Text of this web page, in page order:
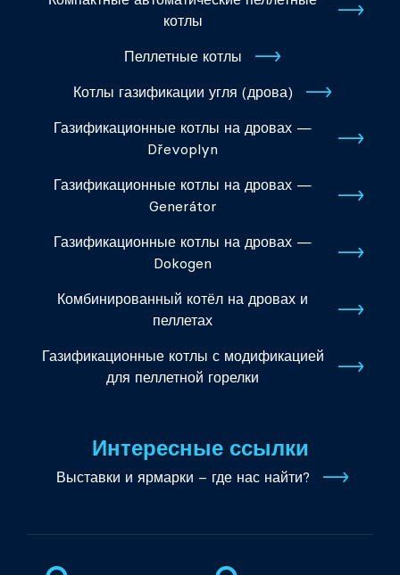
котлы
Пеллетные котлы
Котлы газификации угля (дрова)
Газификационные котлы на дровах —
Dřevoplyn
Газификационные котлы на дровах —
Generátor
Газификационные котлы на дровах —
Dokogen
Комбинированный котёл на дровах и
пеллетах
Газификационные котлы с модификацией
для пеллетной горелки
Интересные ссылки
Выставки и ярмарки – где нас найти?